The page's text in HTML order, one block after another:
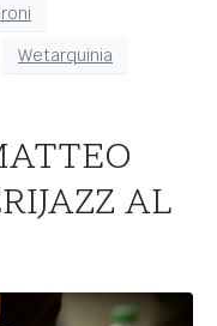
Wetarquinia
AL